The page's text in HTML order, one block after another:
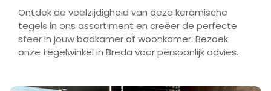
Ontdek de veelzijdigheid van deze keramische
tegels in ons assortiment en creëer de perfecte
sfeer in jouw badkamer of woonkamer. Bezoek
onze tegelwinkel in Breda voor persoonlijk advies.